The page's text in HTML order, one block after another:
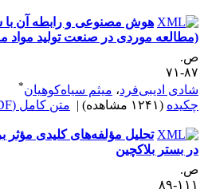
هوش مصنوعی و رابطه آن با
موردی در صنعت تولید مواد
۷۱
ادیبی‌فرد ،میثم سیاه‌کوهیان *
(۱۲۴۱ مشاهده) | متن کامل (PDF)
تحلیل مؤلفه‌های کلیدی مؤثر
بستر بلاکچین
۸۹